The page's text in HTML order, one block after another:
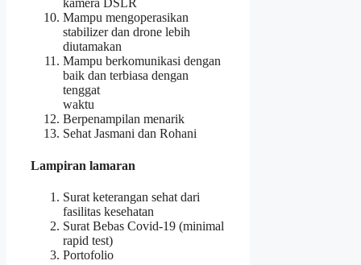
kamera DSLR
Mampu mengoperasikan
stabilizer dan drone lebih
diutamakan
Mampu berkomunikasi dengan
baik dan terbiasa dengan
tenggat
waktu
Berpenampilan menarik
Sehat Jasmani dan Rohani
Lampiran lamaran
Surat keterangan sehat dari
fasilitas kesehatan
Surat Bebas Covid-19 (minimal
rapid test)
Portofolio